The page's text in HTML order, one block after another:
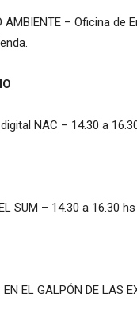
AMBIENTE – Oficina
NAC – 14.30 a
SUM – 14.30 a 16.30
EL GALPÓN DE LAS